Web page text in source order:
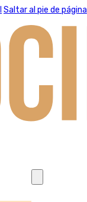
Saltar al pie de página